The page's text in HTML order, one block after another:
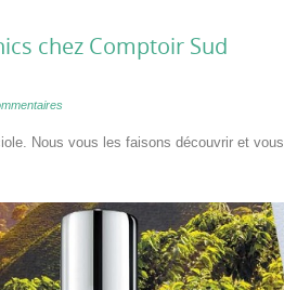
chez Comptoir Sud
Nous vous les faisons découvrir et vous